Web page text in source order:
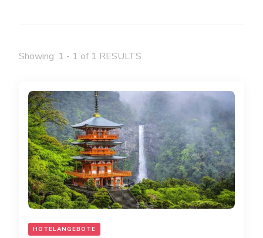
Showing: 1 - 1 of 1 RESULTS
HOTELANGEBOTE